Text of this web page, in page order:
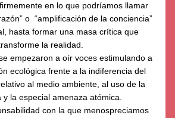
en lo que podríamos llamar
o  “amplificación de la conciencia”
hasta formar una masa crítica que
la realidad.
empezaron a oír voces estimulando a
ecológica frente a la indiferencia del
al medio ambiente, al uso de la
y la especial amenaza atómica.
con la que menospreciamos